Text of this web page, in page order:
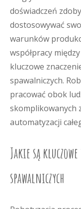
doświadczeń
dostosowywać
warunków
współpracy
kluczowe
spawalniczych.
pracować obok
skomplikowanych
automatyzacji
Jakie są
spawalniczych